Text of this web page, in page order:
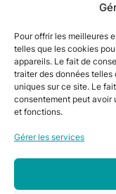
Pour offrir les meilleures
telles que les cookies
appareils. Le fait de
traiter des données telles
uniques sur ce site. Le
consentement peut avoir
et fonctions.
Gérer les services
132 Rue Edouard
Téléphone :
+33 06 22 09 56
+33 06 24 78 76